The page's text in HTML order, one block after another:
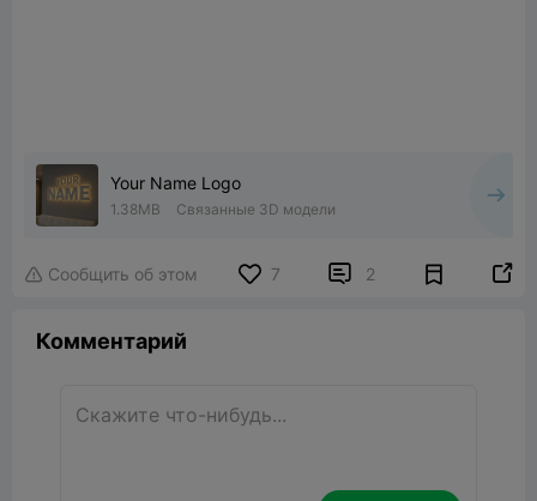
Your Name Logo
1.38MB Связанные 3D модели
 Сообщить об этом 7  2 
Комментарий